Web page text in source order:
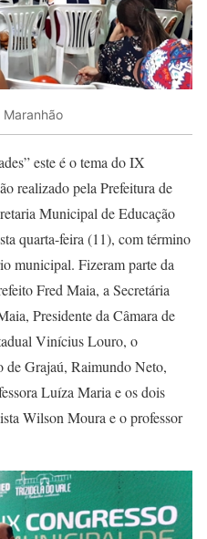
Maranhão
este é o tema do IX
realizado pela Prefeitura de
Municipal de Educação
quarta-feira (11), com término
municipal. Fizeram parte da
Fred Maia, a Secretária
Presidente da Câmara de
Vinícius Louro, o
de Grajaú, Raimundo Neto,
Luíza Maria e os dois
Wilson Moura e o professor